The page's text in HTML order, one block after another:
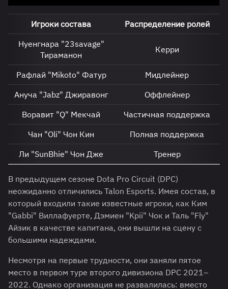
Игроки состава
Распределение ролей
Нуенгнара "23savage"
Тираманон
Керри
Рафлай "Mikoto" Фатур
Мидлейнер
Ануча "Jabz" Джиравонг
Оффлейнер
Воравит "Q" Мекчай
Частичная поддержка
Чан "Oli" Чон Кин
Полная поддержка
Ли "SunBhie" Чон Дже
Тренер
В предыдущем сезоне Dota Pro Circuit (DPC)
неожиданно отличились Talon Esports. Имея состав, в
который входили такие известные игроки, как Ким
"Gabbi" Виллафуерте, Дэмиен "Kpii" Чок и Таль "Fly"
Айзик в качестве капитана, они вышли на сцену с
большими надеждами.
Несмотря на первые трудности, они заняли пятое
место в первом туре второго дивизиона DPC 2021–
2022. Однако организация не развалилась: вместо